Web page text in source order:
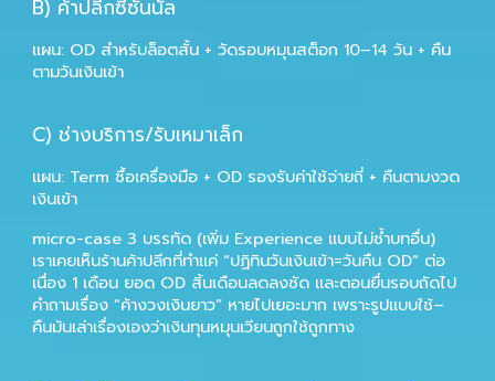
B) ค้าปลีกซีซันนัล
แผน: OD สำหรับล็อตสั้น + วัดรอบหมุนสต็อก 10–14 วัน + คืน
ตามวันเงินเข้า
C) ช่างบริการ/รับเหมาเล็ก
แผน: Term ซื้อเครื่องมือ + OD รองรับค่าใช้จ่ายถี่ + คืนตามงวด
เงินเข้า
micro-case 3 บรรทัด (เพิ่ม Experience แบบไม่ซ้ำบทอื่น)
เราเคยเห็นร้านค้าปลีกที่ทำแค่ “ปฏิทินวันเงินเข้า=วันคืน OD” ต่อ
เนื่อง 1 เดือน ยอด OD สิ้นเดือนลดลงชัด และตอนยื่นรอบถัดไป
คำถามเรื่อง “ค้างวงเงินยาว” หายไปเยอะมาก เพราะรูปแบบใช้–
คืนมันเล่าเรื่องเองว่าเงินทุนหมุนเวียนถูกใช้ถูกทาง